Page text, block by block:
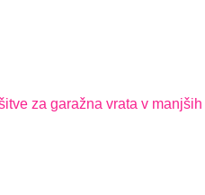
za garažna vrata v manjših